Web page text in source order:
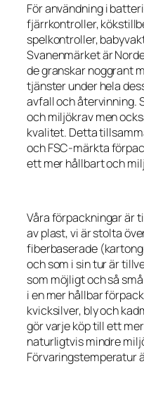
För användning i
fjärrkontroller,
spelkontroller,
Svanenmärket är
de granskar noggrant
tjänster under hela
avfall och återvinning.
och miljökrav men
kvalitet. Detta
och FSC-märkta
ett mer hållbart och
Våra förpackningar är
av plast, vi är stolta
fiberbaserade
och som i sin tur är
som möjligt och så
i en mer hållbar
kvicksilver, bly och
gör varje köp till ett
naturligtvis mindre
Förvaringstemperatur